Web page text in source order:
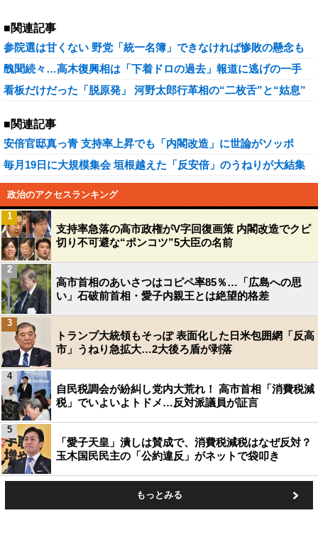
■関連記事
参院選は甘くない 野党「統一名簿」できなければ惨敗の懸念も
醜聞続々…高木復興相は「下着ドロの過去」報道に逃げの一手
看板だけだった「脱原発」 河野太郎行革相の“二枚舌”と“姑息”
■関連記事
安倍官邸真っ青 支持率上昇でも「内閣改造」に世論がソッポ
毎月19日に大規模集会 垣根越えた「反安倍」のうねりが大結集
政治のアクセスランキング
支持率急落の高市政権がV字回復画策 内閣改造でクビ
切り不可避な“ポンコツ”5大臣の名前
1
高市首相のあいさつはコピペ率85％…「広島への思
い」石破前首相・愛子内親王とは絶望的格差
2
トランプ大統領もそっぽ 表面化した日米包囲網「反高
市」うねり急拡大…2大後ろ盾が剥落
3
自民税調会が紛糾し党内大荒れ！ 高市首相「消費税減
税」でいよいよトドメ…反対派議員が証言
4
「愛子天皇」潰しは賛成で、消費税減税はなぜ反対？
玉木国民民主の「公約違反」がネットで袋叩き
5
もっとみる